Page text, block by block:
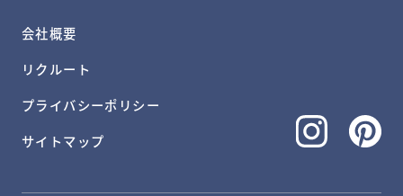
会社概要
リクルート
プライバシーポリシー
サイトマップ